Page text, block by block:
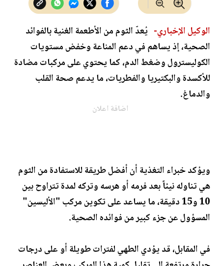
الوكيل الإخباري- يُعدّ الثوم من الأطعمة الغنية بالفوائد
الصحية، إذ يساهم في دعم المناعة وخفض مستويات
الكوليسترول وضغط الدم، كما يحتوي على مركبات مضادة
للأكسدة والبكتيريا والفطريات، ما يدعم صحة القلب
والدماغ.
اضافة اعلان
ويؤكد خبراء التغذية أن أفضل طريقة للاستفادة من الثوم
هي تناوله نيئاً بعد فرمه أو هرسه وتركه لمدة تتراوح بين
10 و15 دقيقة، ما يساعد على تكوين مركب "الأليسين"
المسؤول عن جزء كبير من فوائده الصحية.
في المقابل، قد يؤدي الطهي لفترات طويلة أو على درجات